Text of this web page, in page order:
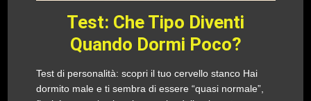
Test: Che Tipo Diventi
Quando Dormi Poco?
Test di personalità: scopri il tuo cervello stanco Hai
dormito male e ti sembra di essere “quasi normale”,